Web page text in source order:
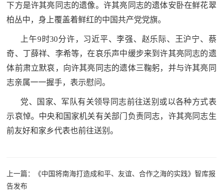
员
防
人
民
国
防
库
国
库
英
下方是许其亮同志的遗像。许其亮同志的遗体安卧在鲜花翠
柏丛中，身上覆盖着鲜红的中国共产党党旗。
上午9时30分许，习近平、李强、赵乐际、王沪宁、蔡
奇、丁薛祥、李希等，在哀乐声中缓步来到许其亮同志的遗
体前肃立默哀，向许其亮同志的遗体三鞠躬，并与许其亮同
志亲属一一握手，表示慰问。
党、国家、军队有关领导同志前往送别或以各种方式表
示哀悼。中央和国家机关有关部门负责同志，许其亮同志生
前友好和家乡代表也前往送别。
上一篇：《中国将南海打造成和平、友谊、合作之海的实践》智库报
告发布